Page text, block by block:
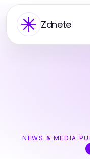
Zdnete
NEWS & MEDIA